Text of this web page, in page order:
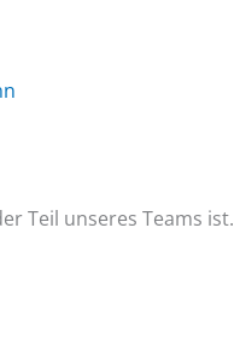
Teil unseres Teams ist.